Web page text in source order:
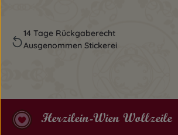
14 Tage Rückgaberecht
Ausgenommen Stickerei
Herzilein-Wien Wollzeile